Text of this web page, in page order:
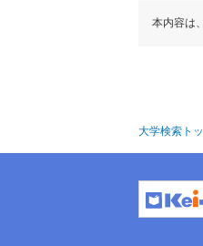
本内容は
大学検索ト